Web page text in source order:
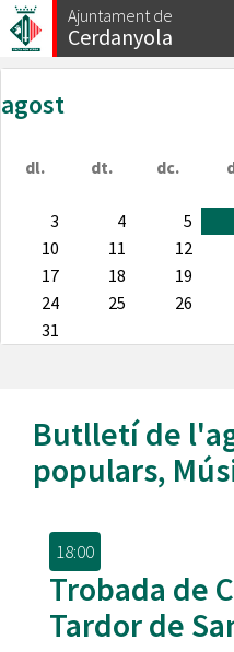
Vés
al
contingut
Ajuntament de
Cerdanyola
agost
dl. dt. dc.
3
4 5
10
11 12
17
18 19
24
25 26
31
Butlletí de
populars,
18:00
Trobada de
Tardor de